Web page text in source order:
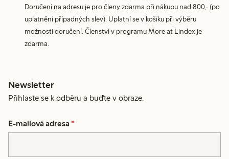
Doručení na adresu je pro členy zdarma při nákupu nad 800,- (po
uplatnění případných slev). Uplatní se v košíku při výběru
možnosti doručení. Členství v programu More at Lindex je
zdarma.
Newsletter
Přihlaste se k odběru a buďte v obraze.
E-mailová adresa *